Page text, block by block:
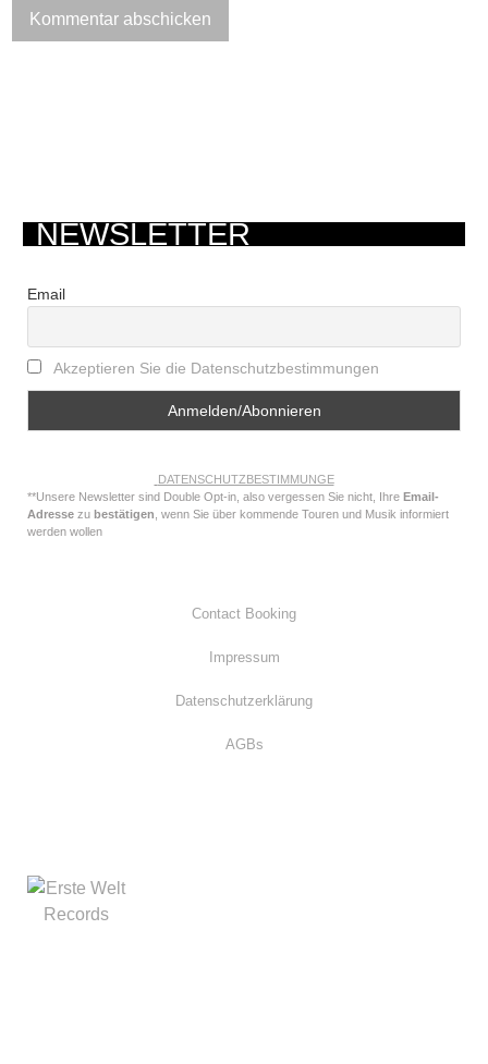
NEWSLETTER
Email
Akzeptieren Sie die Datenschutzbestimmungen
DATENSCHUTZBESTIMMUNGE
**Unsere Newsletter sind Double Opt-in, also vergessen Sie nicht, Ihre Email-
Adresse zu bestätigen , wenn Sie über kommende Touren und Musik informiert
werden wollen
Contact Booking
Impressum
Datenschutzerklärung
AGBs